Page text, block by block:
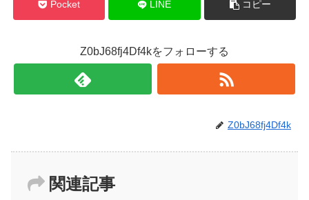
Pocket LINE コピー
Z0bJ68fj4Df4kをフォローする
Z0bJ68fj4Df4k
関連記事